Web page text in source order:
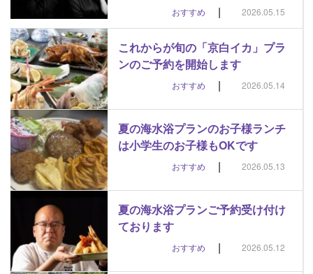
おすすめ | 2026.05.15
これからが旬の「京白イカ」プラ
ンのご予約を開始します
おすすめ | 2026.05.14
夏の海水浴プランのお子様ランチ
は小学生のお子様もOKです
おすすめ | 2026.05.13
夏の海水浴プランご予約受け付け
ております
おすすめ | 2026.05.12